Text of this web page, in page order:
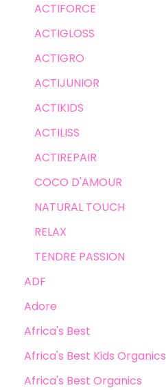
ACTIFORCE
ACTIGLOSS
ACTIGRO
ACTIJUNIOR
ACTIKIDS
ACTILISS
ACTIREPAIR
COCO D'AMOUR
NATURAL TOUCH
RELAX
TENDRE PASSION
ADF
Adore
Africa's Best
Africa's Best Kids Organics
Africa's Best Organics